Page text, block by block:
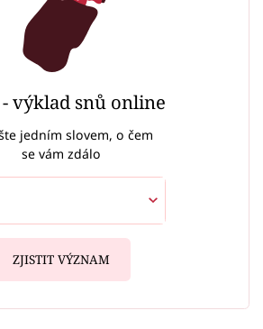
výklad snů online
jedním slovem, o čem
se vám zdálo
ZJISTIT VÝZNAM